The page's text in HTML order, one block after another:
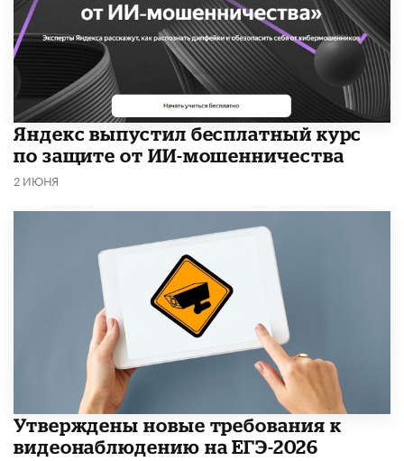
​Яндекс выпустил бесплатный курс
по защите от ИИ-мошенничества
2 ИЮНЯ
Утверждены новые требования к
видеонаблюдению на ЕГЭ-2026